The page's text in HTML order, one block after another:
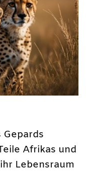
Afrikas und
Lebensraum